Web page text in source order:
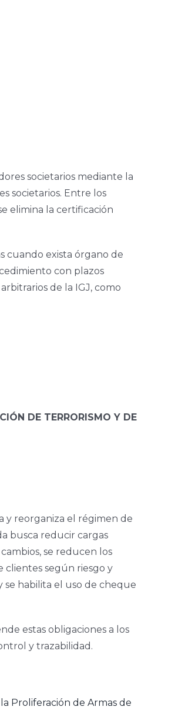
societarios mediante la
societarios. Entre los
elimina la certificación
cuando exista órgano de
con plazos
de la IGJ, como
DE TERRORISMO Y DE
y reorganiza el régimen de
busca reducir cargas
se reducen los
clientes según riesgo y
se habilita el uso de cheque
estas obligaciones a los
y trazabilidad.
Proliferación de Armas de